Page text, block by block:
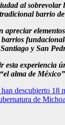
al
barrio
apreciar
y San
esta
alma de
descubierto 18
de